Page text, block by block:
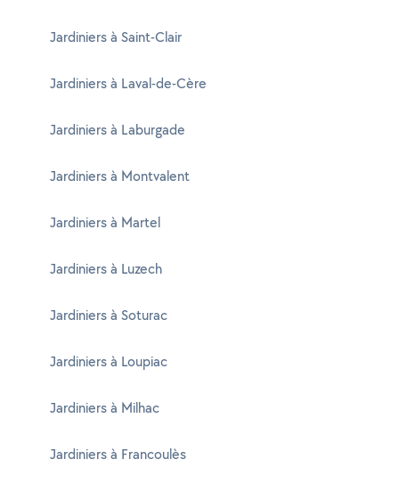
Jardiniers à Saint-Clair
Jardiniers à Laval-de-Cère
Jardiniers à Laburgade
Jardiniers à Montvalent
Jardiniers à Martel
Jardiniers à Luzech
Jardiniers à Soturac
Jardiniers à Loupiac
Jardiniers à Milhac
Jardiniers à Francoulès